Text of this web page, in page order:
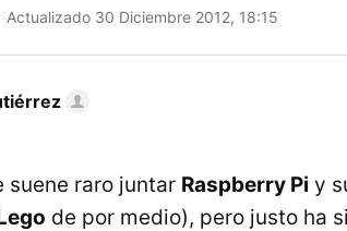
Actualizado 30 Diciembre 2012, 18:15
suene raro juntar Raspberry Pi y
de por medio), pero justo ha